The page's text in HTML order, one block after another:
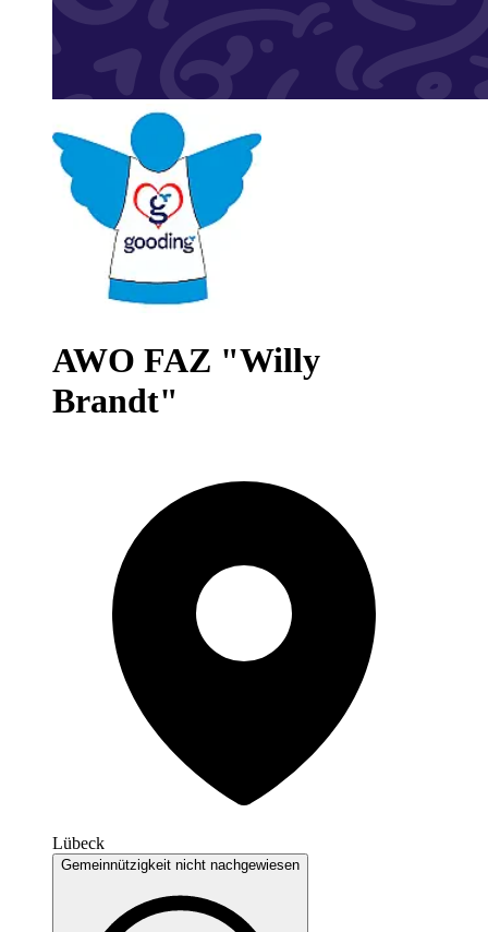
AWO FAZ "Willy
Brandt"
Lübeck
Gemeinnützigkeit nicht nachgewiesen